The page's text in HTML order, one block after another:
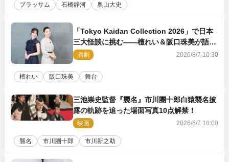
ブラッサム 石橋静河 奥山大史
「Tokyo Kaidan Collection 2026」で日本
三大怪談に挑む――檀れい＆阪口珠美が語る
「牡丹灯籠」の新たな魅力
演劇 2026/8/7 10:30
檀れい 阪口珠美 舞台
三池崇史監督『襲名』市川團十郎白猿襲名披
露の軌跡を追った場面写真10点解禁！
映画 2026/8/7 10:00
襲名 市川團十郎 市川新之助